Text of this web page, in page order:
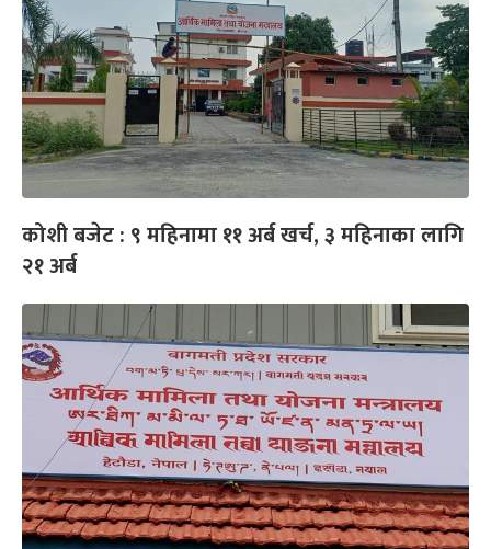
कोशी बजेट : ९ महिनामा ११ अर्ब खर्च, ३ महिनाका लागि
२१ अर्ब